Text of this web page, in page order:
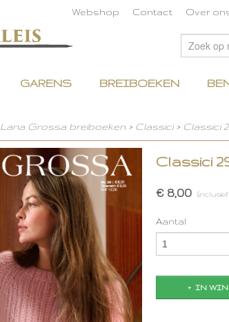
Webshop Contact Over
GARENS BREIBOEKEN
Lana Grossa breiboeken > Classici> Classici
Classici
€ 8,00 (inclusief
Aantal
IN